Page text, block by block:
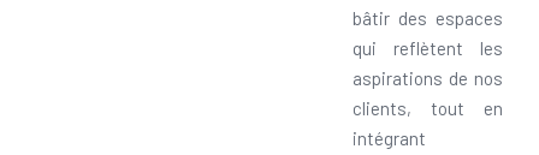
bâtir des espaces
qui reflètent les
aspirations de nos
clients, tout en
intégrant